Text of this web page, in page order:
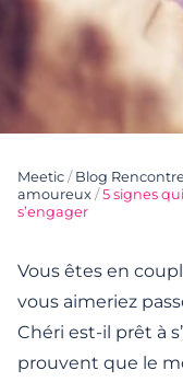
Meetic / Blog Rencontre
amoureux /5 signes
s’engager
Vous êtes en
vous aimeriez
Chéri est-il prêt à
prouvent que le